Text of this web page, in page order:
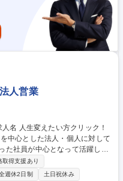
人営業
中心とした法人・個人に対して
た社員が中心となって活躍して
るため業界未経験の方もご安心
取得支援あり
週休2日制 土日祝休み